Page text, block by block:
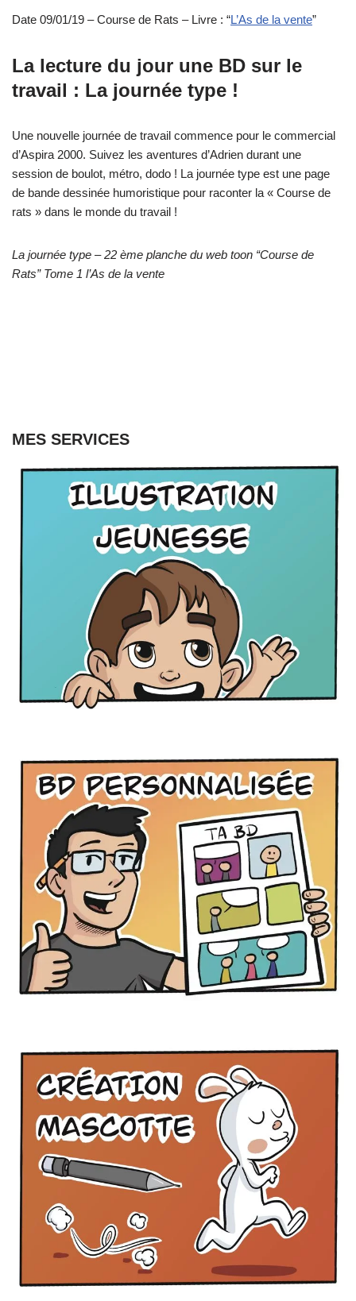
Date 09/01/19 – Course de Rats – Livre : “L’As de la vente”
La lecture du jour une BD sur le
travail : La journée type !
Une nouvelle journée de travail commence pour le commercial
d’Aspira 2000. Suivez les aventures d’Adrien durant une
session de boulot, métro, dodo ! La journée type est une page
de bande dessinée humoristique pour raconter la « Course de
rats » dans le monde du travail !
La journée type – 22 ème planche du web toon “Course de
Rats” Tome 1 l’As de la vente
MES SERVICES